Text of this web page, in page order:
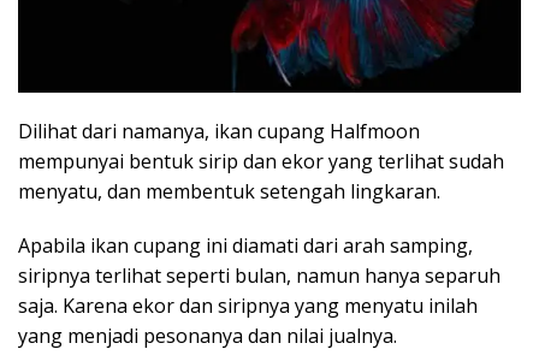
Dilihat dari namanya, ikan cupang Halfmoon
mempunyai bentuk sirip dan ekor yang terlihat sudah
menyatu, dan membentuk setengah lingkaran.
Apabila ikan cupang ini diamati dari arah samping,
siripnya terlihat seperti bulan, namun hanya separuh
saja. Karena ekor dan siripnya yang menyatu inilah
yang menjadi pesonanya dan nilai jualnya.